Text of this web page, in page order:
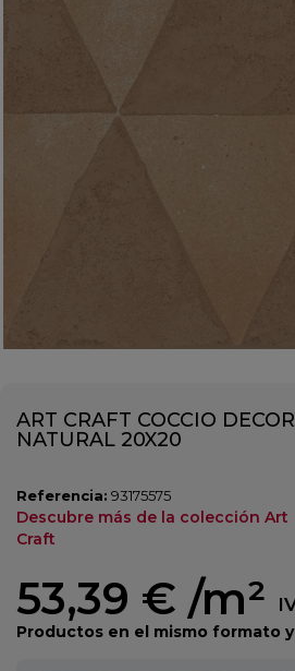
ART CRAFT COCCIO
NATURAL 20X20
Referencia: 93175575
Descubre más de la colección Art
Craft
53,39 € /m²
Productos en el mismo formato